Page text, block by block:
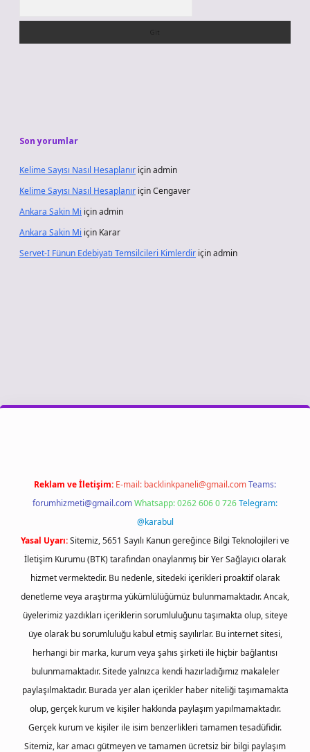
Son yorumlar
Kelime Sayısı Nasıl Hesaplanır içinadmin
Kelime Sayısı Nasıl Hesaplanır içinCengaver
Ankara Sakin Mi içinadmin
Ankara Sakin Mi için Karar
Servet-I Fünun Edebiyatı Temsilcileri Kimlerdir içinadmin
Reklam ve İletişim: E-mail: backlinkpaneli@gmail.comTeams:
forumhizmeti@gmail.comWhatsapp: 0262 606 0 726Telegram:
@karabul
Yasal Uyarı:Sitemiz, 5651 Sayılı Kanun gereğince Bilgi Teknolojileri ve
İletişim Kurumu (BTK) tarafından onaylanmış bir Yer Sağlayıcı olarak
hizmet vermektedir. Bu nedenle, sitedeki içerikleri proaktif olarak
denetleme veya araştırma yükümlülüğümüz bulunmamaktadır. Ancak,
üyelerimiz yazdıkları içeriklerin sorumluluğunu taşımakta olup, siteye
üye olarak bu sorumluluğu kabul etmiş sayılırlar. Bu internet sitesi,
herhangi bir marka, kurum veya şahıs şirketi ile hiçbir bağlantısı
bulunmamaktadır. Sitede yalnızca kendi hazırladığımız makaleler
paylaşılmaktadır. Burada yer alan içerikler haber niteliği taşımamakta
olup, gerçek kurum ve kişiler hakkında paylaşım yapılmamaktadır.
Gerçek kurum ve kişiler ile isim benzerlikleri tamamen tesadüfidir.
Sitemiz, kar amacı gütmeyen ve tamamen ücretsiz bir bilgi paylaşım